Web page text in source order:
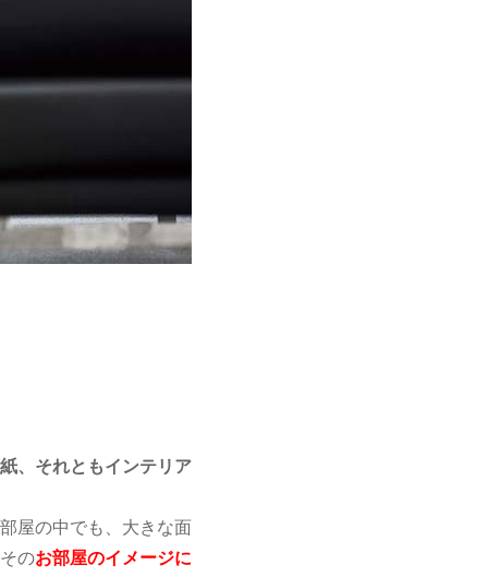
、それともインテリア
屋の中でも、大きな面
のお部屋のイメージに